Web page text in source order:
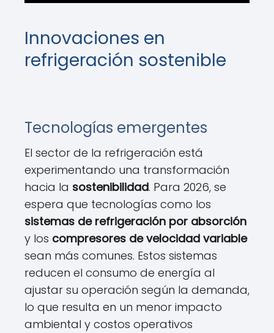
Innovaciones en
refrigeración sostenible
Tecnologías emergentes
El sector de la refrigeración está
experimentando una transformación
hacia la sostenibilidad. Para 2026, se
espera que tecnologías como los
sistemas de refrigeración por absorción
y los compresores de velocidad variable
sean más comunes. Estos sistemas
reducen el consumo de energía al
ajustar su operación según la demanda,
lo que resulta en un menor impacto
ambiental y costos operativos